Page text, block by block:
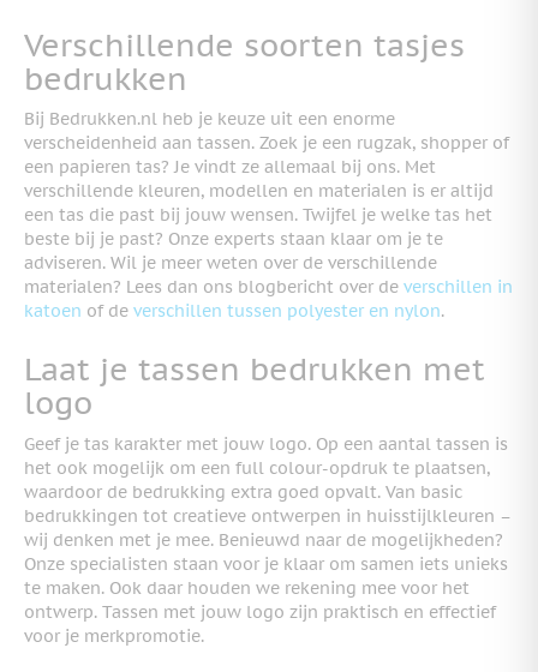
Verschillende soorten tasjes
bedrukken
Bij Bedrukken.nl heb je keuze uit een enorme
verscheidenheid aan tassen. Zoek je een rugzak, shopper of
een papieren tas? Je vindt ze allemaal bij ons. Met
verschillende kleuren, modellen en materialen is er altijd
een tas die past bij jouw wensen. Twijfel je welke tas het
beste bij je past? Onze experts staan klaar om je te
adviseren. Wil je meer weten over de verschillende
materialen? Lees dan ons blogbericht over de verschillen in
katoen of de verschillen tussen polyester en nylon.
Laat je tassen bedrukken met
logo
Geef je tas karakter met jouw logo. Op een aantal tassen is
het ook mogelijk om een full colour-opdruk te plaatsen,
waardoor de bedrukking extra goed opvalt. Van basic
bedrukkingen tot creatieve ontwerpen in huisstijlkleuren –
wij denken met je mee. Benieuwd naar de mogelijkheden?
Onze specialisten staan voor je klaar om samen iets unieks
te maken. Ook daar houden we rekening mee voor het
ontwerp. Tassen met jouw logo zijn praktisch en effectief
voor je merkpromotie.